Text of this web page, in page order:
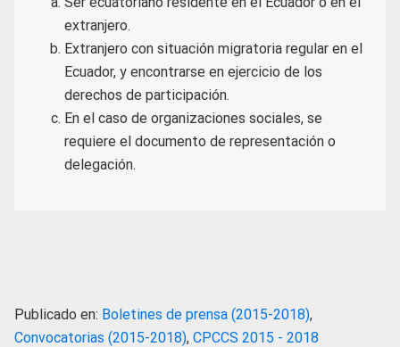
extranjero.
Extranjero con situación migratoria regular en el
Ecuador, y encontrarse en ejercicio de los
derechos de participación.
En el caso de organizaciones sociales, se
requiere el documento de representación o
delegación.
Publicado en: Boletines de prensa (2015-2018),
Convocatorias (2015-2018), CPCCS 2015 - 2018